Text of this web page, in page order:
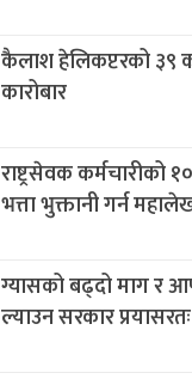
कैलाश हेलिकप्टरको ३९
कारोबार
राष्ट्रसेवक कर्मचारीको
भत्ता भुक्तानी गर्न
ग्यासको बढ्दो माग र
ल्याउन सरकार प्रयासरतः